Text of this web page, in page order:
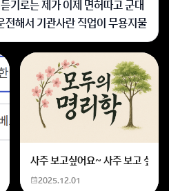
기로는 제가 이제 면허따고 군대
전해서 기관사란 직업이 무용지물
를 대체한다는 식의 발표는 없
성은 있지만(지금도 일부 지하
지만), 질문자 분이 취업할 시기
를 누르면 내용이 보입니다
화 계산할때0하나 빼고 나누기 2하면
사주 보고싶어요~ 사주 보고 싶
2025.12.01